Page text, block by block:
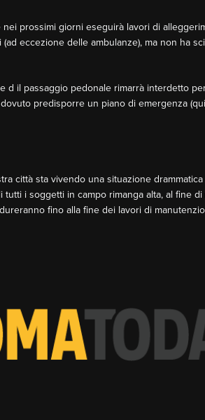
prossimi giorni eseguirà lavori di
eccezione delle ambulanze), ma non ha
d il passaggio pedonale rimarrà interdetto
predisporre un piano di emergenza
città sta vivendo una situazione
i soggetti in campo rimanga alta, al fine
fino alla fine dei lavori di